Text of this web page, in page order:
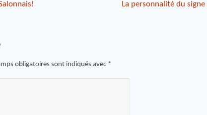
La personnalité du
obligatoires sont indiqués avec *